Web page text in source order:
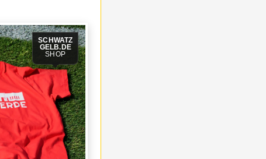
SCHWATZ
GELB.DE
SHOP